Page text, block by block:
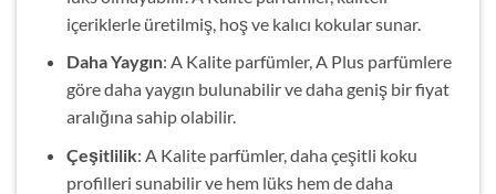
içeriklerle üretilmiş, hoş ve kalıcı kokular sunar.
Daha Yaygın: A Kalite parfümler, A Plus parfümlere
göre daha yaygın bulunabilir ve daha geniş bir fiyat
aralığına sahip olabilir.
Çeşitlilik: A Kalite parfümler, daha çeşitli koku
profilleri sunabilir ve hem lüks hem de daha